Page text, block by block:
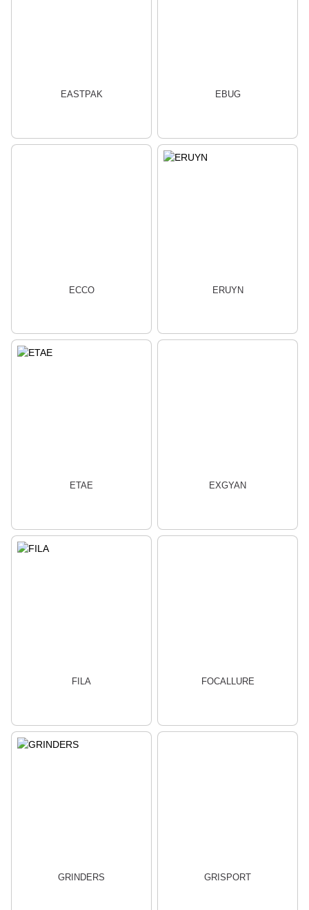
EASTPAK EBUG
ECCO ERUYN
ETAE EXGYAN
FILA FOCALLURE
GRINDERS GRISPORT